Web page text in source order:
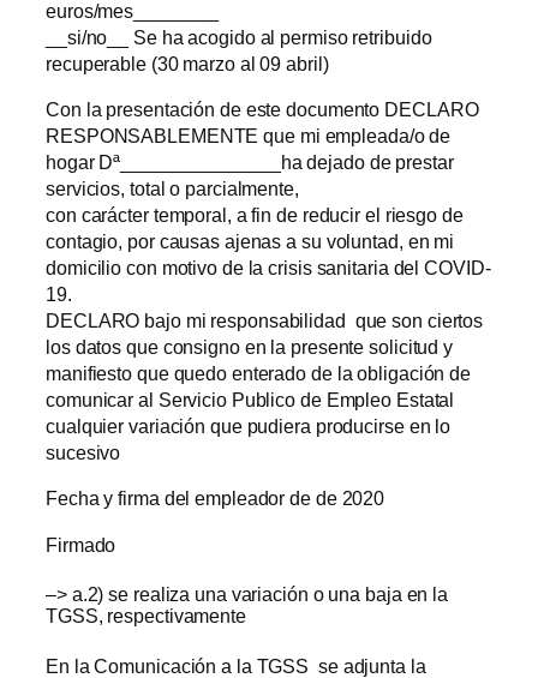
euros/mes________
__si/no__ Se ha acogido al permiso retribuido
recuperable (30 marzo al 09 abril)
Con la presentación de este documento DECLARO
RESPONSABLEMENTE que mi empleada/o de
hogar Dª_______________ha dejado de prestar
servicios, total o parcialmente,
con carácter temporal, a fin de reducir el riesgo de
contagio, por causas ajenas a su voluntad, en mi
domicilio con motivo de la crisis sanitaria del COVID-
19.
DECLARO bajo mi responsabilidad que son ciertos
los datos que consigno en la presente solicitud y
manifiesto que quedo enterado de la obligación de
comunicar al Servicio Publico de Empleo Estatal
cualquier variación que pudiera producirse en lo
sucesivo
Fecha y firma del empleador de de 2020
Firmado
–> a.2) se realiza una variación o una baja en la
TGSS, respectivamente
En la Comunicación a la TGSS se adjunta la